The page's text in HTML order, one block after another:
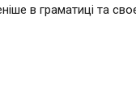
в граматиці та